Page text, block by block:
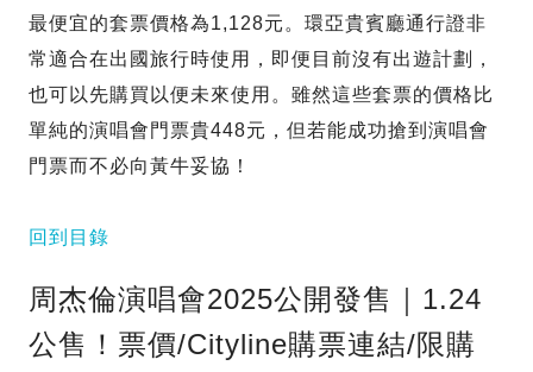
最便宜的套票價格為1,128元。環亞貴賓廳通行證非
常適合在出國旅行時使用，即便目前沒有出遊計劃，
也可以先購買以便未來使用。雖然這些套票的價格比
單純的演唱會門票貴448元，但若能成功搶到演唱會
門票而不必向黃牛妥協！
回到目錄
周杰倫演唱會2025公開發售｜1.24
公售！票價/Cityline購票連結/限購